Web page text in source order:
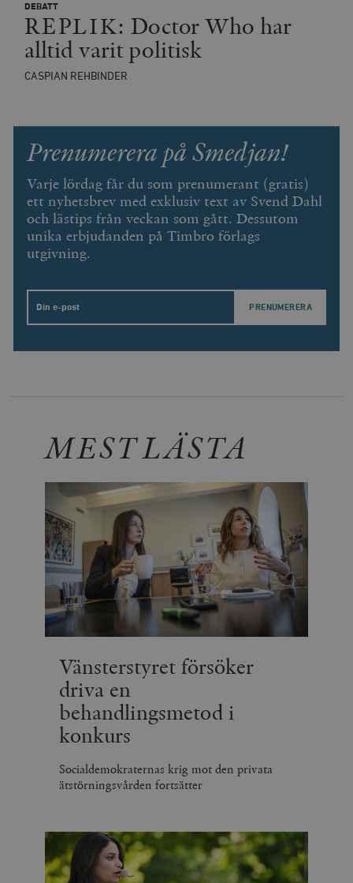
DEBATT
REPLIK: Doctor Who har
alltid varit politisk
CASPIAN REHBINDER
Prenumerera på Smedjan!
Varje lördag får du som prenumerant (gratis)
ett nyhetsbrev med exklusiv text av Svend Dahl
och lästips från veckan som gått. Dessutom
unika erbjudanden på Timbro förlags
utgivning.
Email
MEST LÄSTA
Vänsterstyret försöker
driva en
behandlingsmetod i
konkurs
Socialdemokraternas krig mot den privata
ätstörningsvården fortsätter